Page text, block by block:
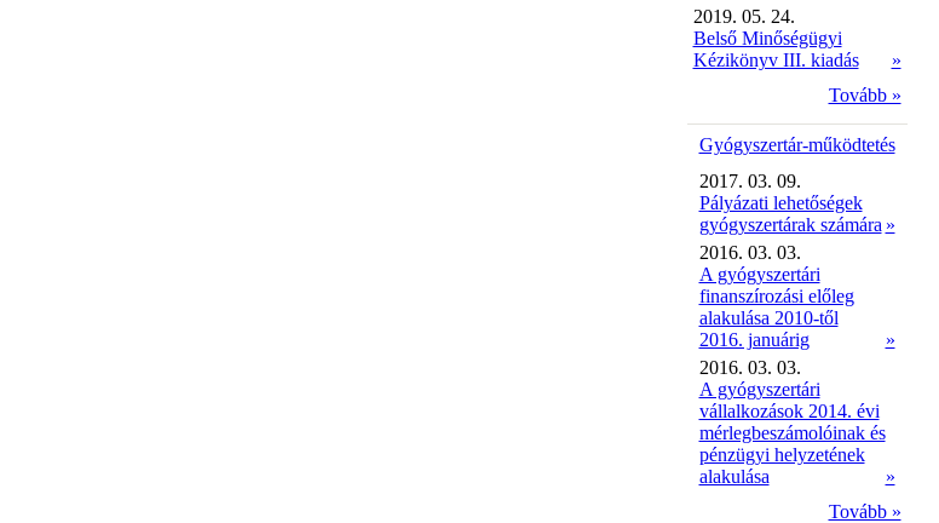
2019. 05. 24.
Belső Minőségügyi
Kézikönyv III. kiadás
»
Tovább »
Gyógyszertár-működtetés
2017. 03. 09.
Pályázati lehetőségek
gyógyszertárak számára »
2016. 03. 03.
A gyógyszertári
finanszírozási előleg
alakulása 2010-től
2016. januárig
»
2016. 03. 03.
A gyógyszertári
vállalkozások 2014. évi
mérlegbeszámolóinak és
pénzügyi helyzetének
alakulása
»
Tovább »